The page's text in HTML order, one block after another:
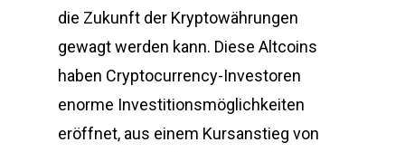
die Zukunft der Kryptowährungen
gewagt werden kann. Diese Altcoins
haben Cryptocurrency-Investoren
enorme Investitionsmöglichkeiten
eröffnet, aus einem Kursanstieg von